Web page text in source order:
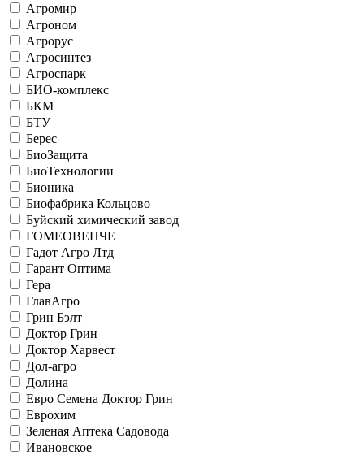
Агромир
Агроном
Агрорус
Агросинтез
Агроспарк
БИО-комплекс
БКМ
БТУ
Берес
БиоЗащита
БиоТехнологии
Бионика
Биофабрика Кольцово
Буйский химический завод
ГОМЕОВЕНЧЕ
Гадот Агро Лтд
Гарант Оптима
Гера
ГлавАгро
Грин Бэлт
Доктор Грин
Доктор Харвест
Дол-агро
Долина
Евро Семена Доктор Грин
Еврохим
Зеленая Аптека Садовода
Ивановское